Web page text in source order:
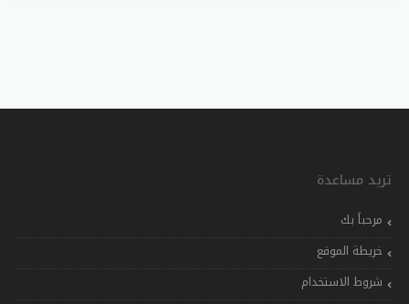
تريد مساعدة
مرحباً بك
خريطة الموقع
شروط الاستخدام